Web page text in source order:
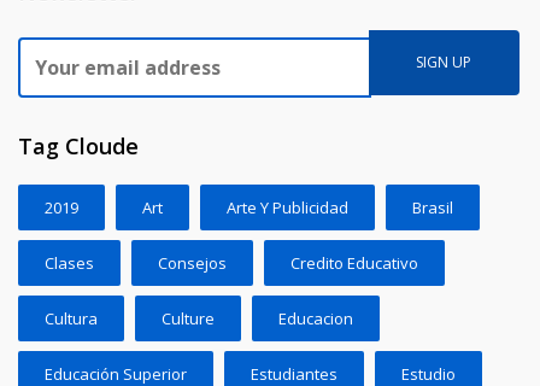
Tag Cloude
2019 Art Arte Y Publicidad Brasil
Clases Consejos Credito Educativo
Cultura Culture Educacion
Educación Superior Estudiantes Estudio